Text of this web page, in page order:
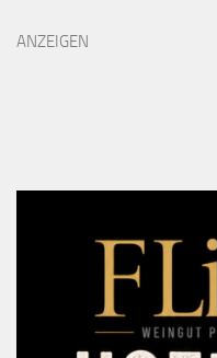
ANZEIGEN